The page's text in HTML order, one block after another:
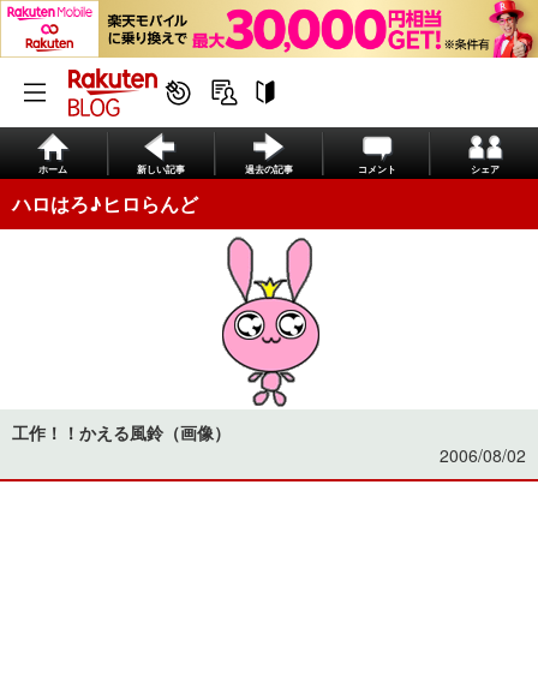
ホーム 新しい記事 過去の記事 コメント シェア
ハロはろ♪ヒロらんど
工作！！かえる風鈴（画像）
2006/08/02